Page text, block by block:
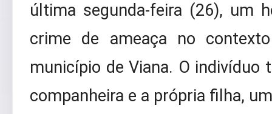
última segunda-feira (26), um
crime de ameaça no
município de Viana. O indivíduo
companheira e a própria filha,